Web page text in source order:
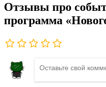
Отзывы про
программа